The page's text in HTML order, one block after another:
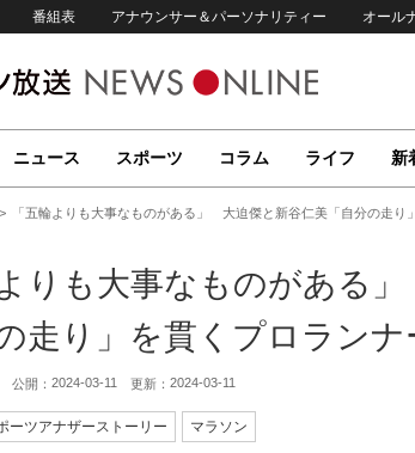
番組表 アナウンサー＆パーソナリティー オール
ニュース スポーツ コラム ライフ 新
「五輪よりも大事なものがある」 大迫傑と新谷仁美「自分の走り
よりも大事なものがある
の走り」を貫くプロラン
公開： 2024-03-11 更新： 2024-03-11
ーツアナザーストーリー マラソン